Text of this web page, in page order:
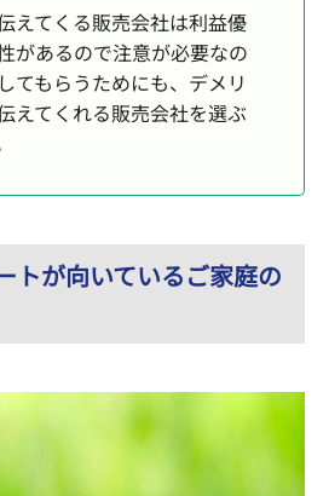
えてくる販売会社は利益優
があるので注意が必要なの
てもらうためにも、デメリ
えてくれる販売会社を選ぶ
トが向いているご家庭の